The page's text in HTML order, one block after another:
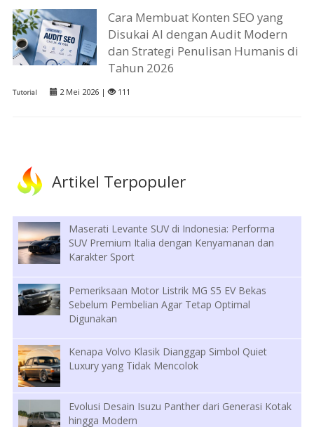
Cara Membuat Konten SEO yang
Disukai AI dengan Audit Modern
dan Strategi Penulisan Humanis di
Tahun 2026
Tutorial 2 Mei 2026 | 111
Artikel Terpopuler
Maserati Levante SUV di Indonesia: Performa
SUV Premium Italia dengan Kenyamanan dan
Karakter Sport
Pemeriksaan Motor Listrik MG S5 EV Bekas
Sebelum Pembelian Agar Tetap Optimal
Digunakan
Kenapa Volvo Klasik Dianggap Simbol Quiet
Luxury yang Tidak Mencolok
Evolusi Desain Isuzu Panther dari Generasi Kotak
hingga Modern